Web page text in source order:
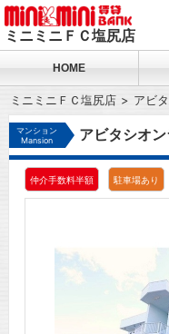
ミニミニＦＣ塩尻店
HOME
ミニミニＦＣ塩尻店 アビ
マンション
Mansion
アビタシオ
仲介手数料半額 駐車場あり